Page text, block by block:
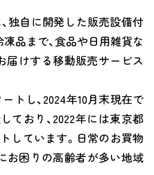
独自に開発した販売設備付
品まで、食品や日用雑貨な
届けする移動販売サービス
トし、2024年10月末現在で
ており、2022年には東京都
しています。日常のお買物
お困りの高齢者が多い地域